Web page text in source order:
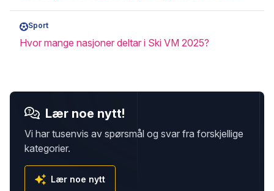
Sport
Hvor mange nasjoner deltar i Ski VM 2025?
Lær noe nytt!
Vi har tusenvis av spørsmål og svar fra forskjellige
kategorier.
Lær noe nytt